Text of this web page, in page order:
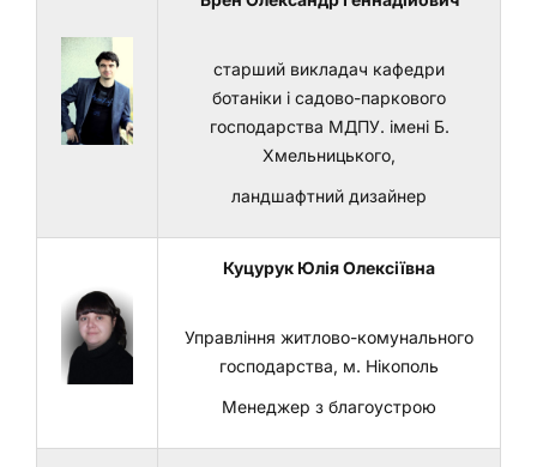
старший викладач кафедри
ботаніки і садово-паркового
господарства МДПУ. імені Б.
Хмельницького,
ландшафтний дизайнер
Куцурук Юлія Олексіївна
Управління житлово-комунального
господарства, м. Нікополь
Менеджер з благоустрою